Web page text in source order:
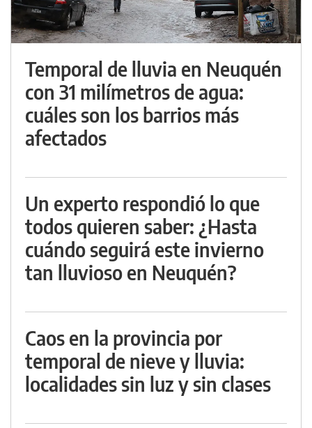
Temporal de lluvia en Neuquén
con 31 milímetros de agua:
cuáles son los barrios más
afectados
Un experto respondió lo que
todos quieren saber: ¿Hasta
cuándo seguirá este invierno
tan lluvioso en Neuquén?
Caos en la provincia por
temporal de nieve y lluvia:
localidades sin luz y sin clases